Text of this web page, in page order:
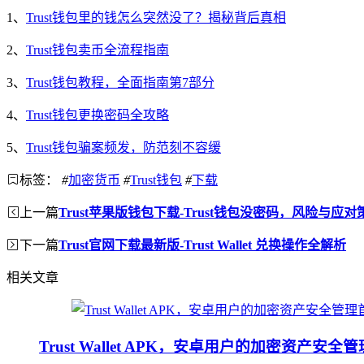
1、 Trust钱包里的钱怎么突然没了？揭秘背后真相
2、 Trust钱包卖币全流程指南
3、 Trust钱包教程，全面指南第7部分
4、 Trust钱包更换密码全攻略
5、 Trust钱包骗案频发，防范刻不容缓
标签： #加密货币 #Trust钱包 #下载
上一篇Trust苹果版钱包下载-Trust钱包没密码，风险与应对
下一篇Trust官网下载最新版-Trust Wallet 兑换操作全解析
相关文章
Trust Wallet APK，安卓用户的加密资产安全管